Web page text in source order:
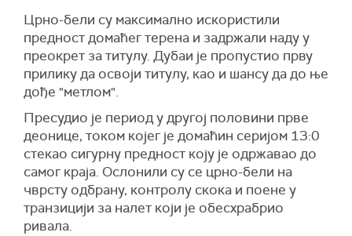
Црно-бели су максимално искористили
предност домаћег терена и задржали наду у
преокрет за титулу. Дубаи је пропустио прву
прилику да освоји титулу, као и шансу да до ње
дође "метлом".
Пресудио је период у другој половини прве
деонице, током којег је домаћин серијом 13:0
стекао сигурну предност коју је одржавао до
самог краја. Ослонили су се црно-бели на
чврсту одбрану, контролу скока и поене у
транзицији за налет који је обесхрабрио
ривала.